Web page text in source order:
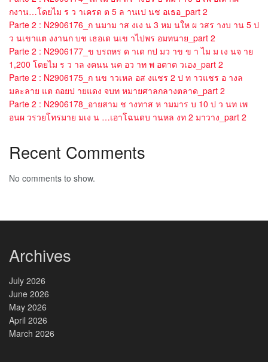
กงาน…โดยไม ร ว าเครด ต 5 ล านเป นช อเธอ_part 2
Parte 2 : N2906176_ก นมาม าส งเง น 3 หม นให ผ วสร างบ าน 5 ป
ว นเขาแต งงานก บช เธอเด นเข าไปพร อมทนาย_part 2
Parte 2 : N2906177_ข บรถหร ด าเด กป มว าข ข า ไม ม เง นจ าย
1,200 โดยไม ร ว าล งคนน นค อว าท พ อตาต วเอง_part 2
Parte 2 : N2906175_ก นข าวเหล อส งแชร 2 ป ท าวแชร อ างล
มละลาย แต ถอยป ายแดง จบท หมายศาลกลางตลาด_part 2
Parte 2 : N2906178_อายสาม ช างทาส ห ามมาร บ 10 ป ว นท เพ
อนผ วรวยโทรมาย มเง น …เอาโฉนดบ านหล งท 2 มาวาง_part 2
Recent Comments
No comments to show.
Archives
July 2026
June 2026
May 2026
April 2026
March 2026